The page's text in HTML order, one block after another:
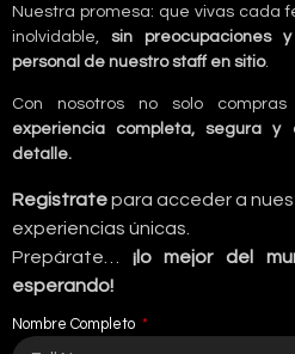
Nuestra promesa: que vivas cada
inolvidable, sin preocupaciones
personal de nuestro staff en sitio.
Con nosotros no solo
experiencia completa, segura y
detalle.
Registratepara acceder a
experiencias únicas.
Prepárate… ¡lo mejor del
esperando!
Nombre Completo